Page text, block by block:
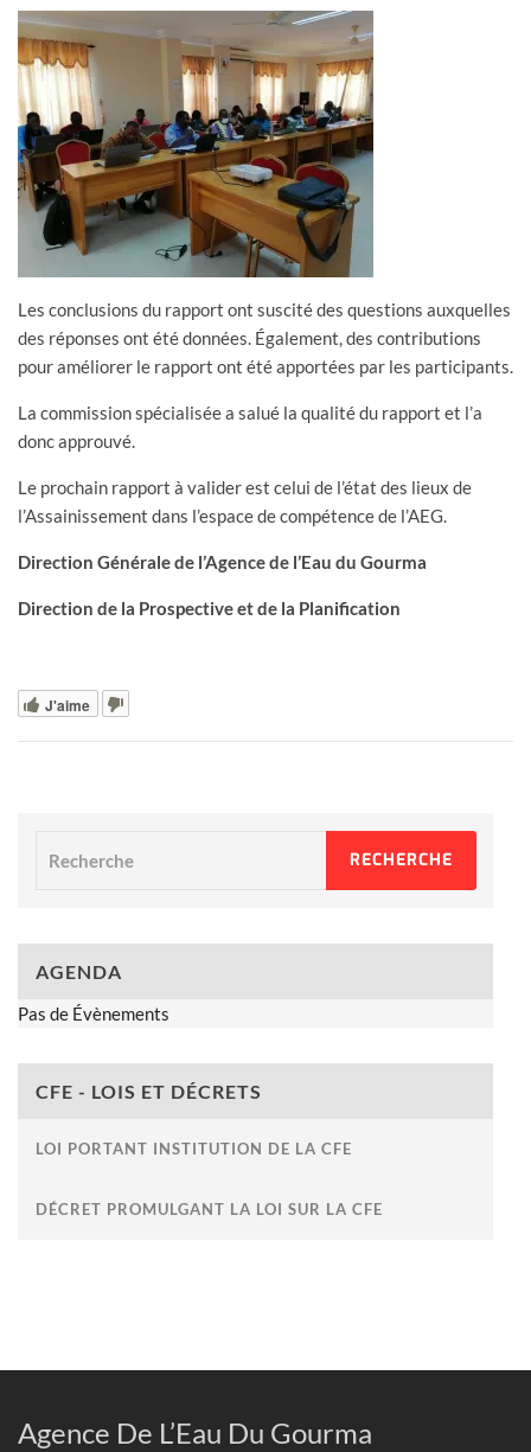
Les conclusions du rapport ont suscité des questions auxquelles
des réponses ont été données. Également, des contributions
pour améliorer le rapport ont été apportées par les participants.
La commission spécialisée a salué la qualité du rapport et l’a
donc approuvé.
Le prochain rapport à valider est celui de l’état des lieux de
l’Assainissement dans l’espace de compétence de l’AEG.
Direction Générale de l’Agence de l’Eau du Gourma
Direction de la Prospective et de la Planification
J'aime
RECHERCHE
AGENDA
Pas de Évènements
CFE - LOIS ET DÉCRETS
LOI PORTANT INSTITUTION DE LA CFE
DÉCRET PROMULGANT LA LOI SUR LA CFE
Agence De L’Eau Du Gourma